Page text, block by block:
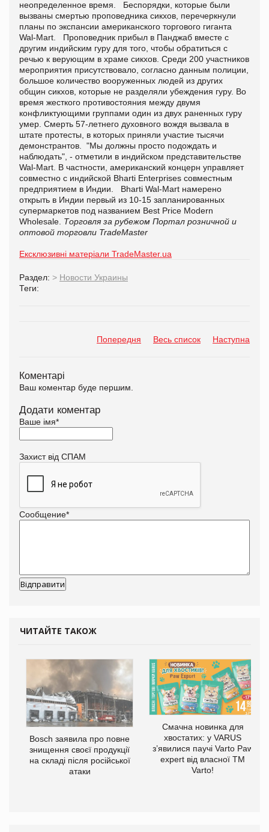
неопределенное время. Беспорядки, которые были
вызваны смертью проповедника сикхов, перечеркнули
планы по экспансии американского торгового гиганта
Wal-Mart. Проповедник прибыл в Панджаб вместе с
другим индийским гуру для того, чтобы обратиться с
речью к верующим в храме сикхов. Среди 200 участников
мероприятия присутствовало, согласно данным полиции,
большое количество вооруженных людей из других
общин сикхов, которые не разделяли убеждения гуру. Во
время жесткого противостояния между двумя
конфликтующими группами один из двух раненных гуру
умер. Смерть 57-летнего духовного вождя вызвала в
штате протесты, в которых приняли участие тысячи
демонстрантов. "Мы должны просто подождать и
наблюдать", - отметили в индийском представительстве
Wal-Mart. В частности, американский концерн управляет
совместно с индийской Bharti Enterprises совместным
предприятием в Индии. Bharti Wal-Mart намерено
открыть в Индии первый из 10-15 запланированных
супермаркетов под названием Best Price Modern
Wholesale. Торговля за рубежом Портал розничной и
оптовой торговли TradeMaster
Ексклюзивні матеріали TradeMaster.ua
Раздел: > Новости Украины
Теги:
Попередня Весь список Наступна
Коментарі
Ваш коментар буде першим.
Додати коментар
Ваше імя*
Захист від СПАМ
Сообщение*
ЧИТАЙТЕ ТАКОЖ
Bosch заявила про повне
знищення своєї продукції
на складі після російської
атаки
Смачна новинка для
хвостатих: у VARUS
з’явилися паучі Varto Paw
expert від власної ТМ
Varto!